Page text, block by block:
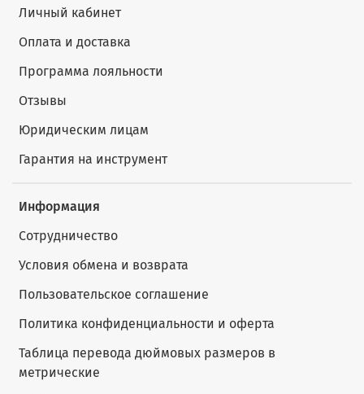
Личный кабинет
Оплата и доставка
Программа лояльности
Отзывы
Юридическим лицам
Гарантия на инструмент
Информация
Сотрудничество
Условия обмена и возврата
Пользовательское соглашение
Политика конфиденциальности и оферта
Таблица перевода дюймовых размеров в
метрические